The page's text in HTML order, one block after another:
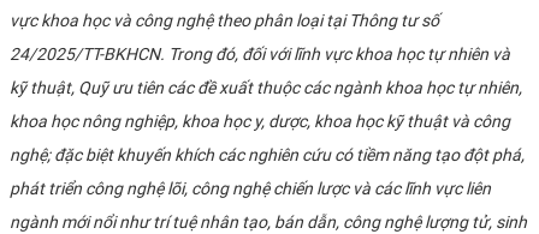
vực khoa học và công nghệ theo phân loại tại Thông tư số
24/2025/TT-BKHCN. Trong đó, đối với lĩnh vực khoa học tự nhiên và
kỹ thuật, Quỹ ưu tiên các đề xuất thuộc các ngành khoa học tự nhiên,
khoa học nông nghiệp, khoa học y, dược, khoa học kỹ thuật và công
nghệ; đặc biệt khuyến khích các nghiên cứu có tiềm năng tạo đột phá,
phát triển công nghệ lõi, công nghệ chiến lược và các lĩnh vực liên
ngành mới nổi như trí tuệ nhân tạo, bán dẫn, công nghệ lượng tử, sinh